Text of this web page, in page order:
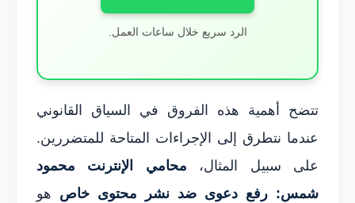
الرد سريع خلال ساعات العمل.
تتضح أهمية هذه الفروق في السياق القانوني
عندما نتطرق إلى الإجراءات المتاحة للمتضررين.
على سبيل المثال، محامي الإنترنت محمود
شمس: رفع دعوى ضد نشر محتوى خاص هو